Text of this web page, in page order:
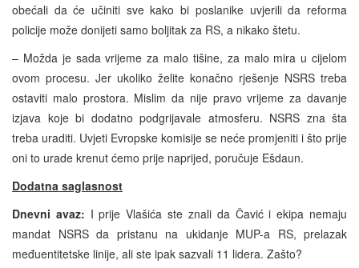
obećali da će učiniti sve kako bi poslanike uvjerili da reforma
policije može donijeti samo boljitak za RS, a nikako štetu.
– Možda je sada vrijeme za malo tišine, za malo mira u cijelom
ovom procesu. Jer ukoliko želite konačno rješenje NSRS treba
ostaviti malo prostora. Mislim da nije pravo vrijeme za davanje
izjava koje bi dodatno podgrijavale atmosferu. NSRS zna šta
treba uraditi. Uvjeti Evropske komisije se neće promjeniti i što prije
oni to urade krenut ćemo prije naprijed, poručuje Ešdaun.
Dodatna saglasnost
Dnevni avaz: I prije Vlašića ste znali da Čavić i ekipa nemaju
mandat NSRS da pristanu na ukidanje MUP-a RS, prelazak
međuentitetske linije, ali ste ipak sazvali 11 lidera. Zašto?